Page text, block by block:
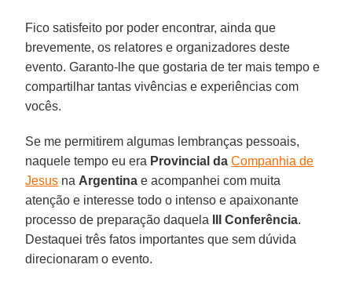
Fico satisfeito por poder encontrar, ainda que
brevemente, os relatores e organizadores deste
evento. Garanto-lhe que gostaria de ter mais tempo e
compartilhar tantas vivências e experiências com
vocês.
Se me permitirem algumas lembranças pessoais,
naquele tempo eu era Provincial da Companhia de
Jesus na Argentina e acompanhei com muita
atenção e interesse todo o intenso e apaixonante
processo de preparação daquela
III Conferência.
Destaquei três fatos importantes que sem dúvida
direcionaram o evento.